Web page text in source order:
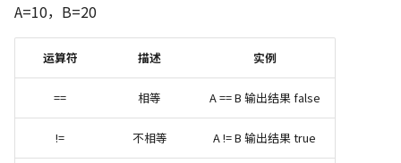
A=10，B=20
运算符 描述 实例
== 相等 A == B 输出结果 false
!= 不相等 A != B 输出结果 true